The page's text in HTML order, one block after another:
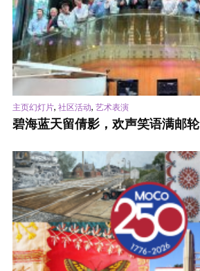
主页幻灯片, 社区活动, 艺术表演
碧海蓝天留倩影，欢声笑语满邮轮